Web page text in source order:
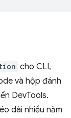
cho CLI,
và hộp đánh
DevTools.
dài nhiều năm